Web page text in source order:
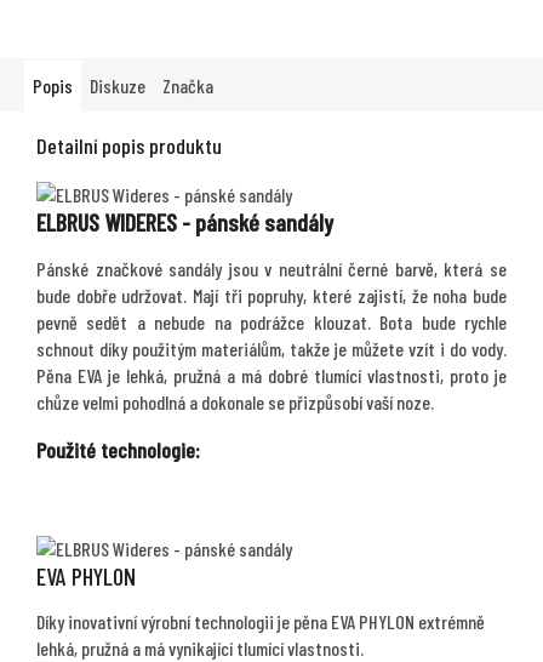
Popis Diskuze Značka
Detailní popis produktu
ELBRUS WIDERES - pánské sandály
Pánské značkové sandály jsou v neutrální černé barvě, která se
bude dobře udržovat. Mají tři popruhy, které zajistí, že noha bude
pevně sedět a nebude na podrážce klouzat. Bota bude rychle
schnout díky použitým materiálům, takže je můžete vzít i do vody.
Pěna EVA je lehká, pružná a má dobré tlumící vlastnosti, proto je
chůze velmi pohodlná a dokonale se přizpůsobí vaší noze.
Použité technologie:
EVA PHYLON
Díky inovativní výrobní technologii je pěna EVA PHYLON extrémně
lehká, pružná a má vynikající tlumící vlastnosti.